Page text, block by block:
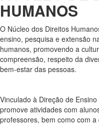
HUMANOS
O Núcleo dos Direitos
ensino, pesquisa e extensão
humanos, promovendo a
compreensão, respeito da
bem-estar das pessoas.
Vinculado à Direção de
promove atividades com
professores, bem como com